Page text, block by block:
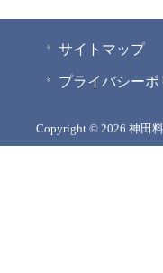
サイトマップ
プライバシーポ
Copyright © 2026 神田